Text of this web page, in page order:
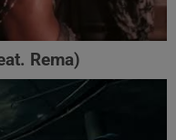
Rema)